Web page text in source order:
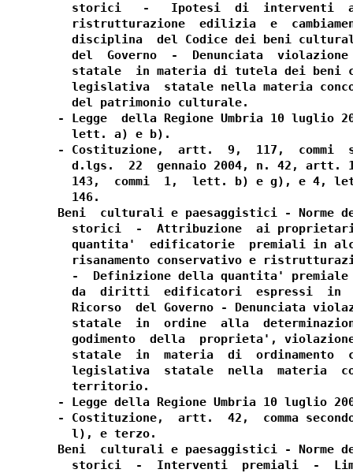
storici   -   Ipotesi  di  interventi
ristrutturazione  edilizia  e
disciplina  del Codice dei beni
del  Governo  -  Denunciata
statale  in materia di tutela dei beni
legislativa  statale nella materia
  del patrimonio culturale.
- Legge  della Regione Umbria 10 luglio
  lett. a) e b).
- Costituzione,  artt.  9,  117,  commi
d.lgs.  22  gennaio 2004, n. 42, artt.
143,  commi  1,  lett. b) e g), e 4,
  146.
Beni  culturali e paesaggistici - Norme
storici  -  Attribuzione  ai
quantita'  edificatorie  premiali in
risanamento conservativo e
-  Definizione della quantita'
da  diritti  edificatori  espressi  in
Ricorso  del Governo - Denunciata
statale  in  ordine  alla
godimento  della  proprieta',
statale  in  materia  di  ordinamento
legislativa  statale  nella  materia
  territorio.
- Legge della Regione Umbria 10 luglio
- Costituzione,  artt.  42,  comma
  l), e terzo.
Beni  culturali e paesaggistici - Norme
storici  -  Interventi  premiali  -